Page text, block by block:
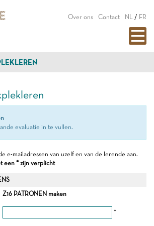
Over ons Contact NL / FR
evaluatie in te vullen.
e-mailadressen van uzelf en van de lerende aan.
een * zijn verplicht
Z16 PATRONEN maken
*